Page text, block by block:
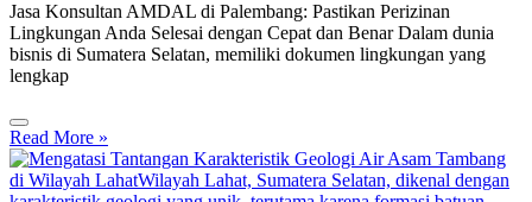
Jasa Konsultan AMDAL di Palembang: Pastikan Perizinan
Lingkungan Anda Selesai dengan Cepat dan Benar Dalam dunia
bisnis di Sumatera Selatan, memiliki dokumen lingkungan yang
lengkap
Read More »